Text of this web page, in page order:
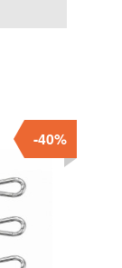
-40%